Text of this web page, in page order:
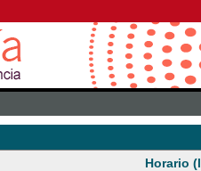
Horario